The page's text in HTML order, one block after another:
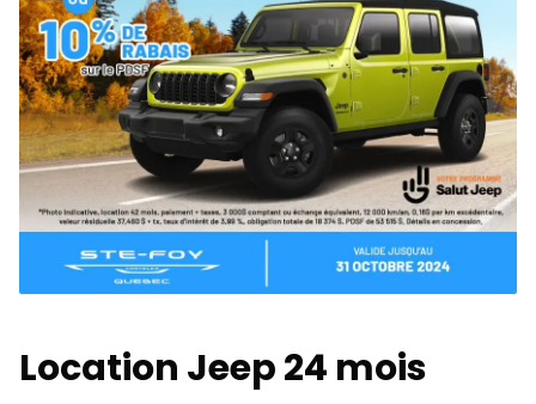
Location Jeep 24 mois